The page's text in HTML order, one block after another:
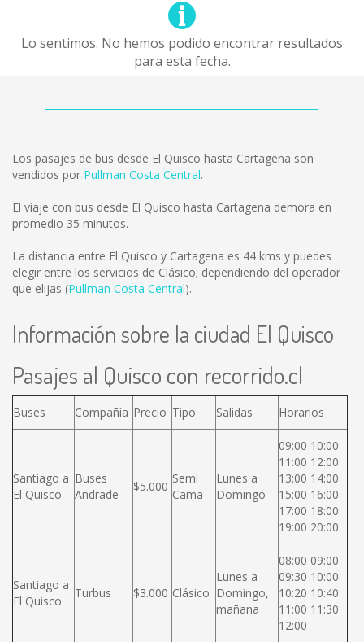
Lo sentimos. No hemos podido encontrar resultados
para esta fecha.
Los pasajes de bus desde El Quisco hasta Cartagena son
vendidos por Pullman Costa Central.
El viaje con bus desde El Quisco hasta Cartagena demora en
promedio 35 minutos.
La distancia entre El Quisco y Cartagena es 44 kms y puedes
elegir entre los servicios de Clásico; dependiendo del operador
que elijas (Pullman Costa Central).
Información sobre la ciudad El Quisco
Pasajes al Quisco con recorrido.cl
Buses Compañía Precio Tipo Salidas Horarios
Santiago a
El Quisco
Buses
Andrade
$5.000
Semi
Cama
Lunes a
Domingo
09:00 10:00
11:00 12:00
13:00 14:00
15:00 16:00
17:00 18:00
19:00 20:00
Santiago a
El Quisco
Turbus $3.000 Clásico
Lunes a
Domingo,
mañana
08:00 09:00
09:30 10:00
10:20 10:40
11:00 11:30
12:00